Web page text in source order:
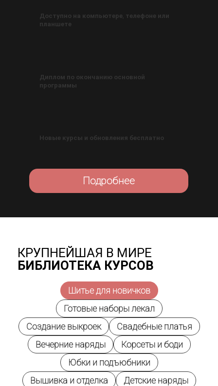
Доступно на компьютере, телефоне или
планшете
Диплом по окончанию основной
программы
Новые курсы и обновления бесплатно
Подробнее
КРУПНЕЙШАЯ В МИРЕ
БИБЛИОТЕКА КУРСОВ
Шитье для новичков
Готовые наборы лекал
Создание выкроек
Свадебные платья
Вечерние наряды
Корсеты и боди
Юбки и подъюбники
Вышивка и отделка
Детские наряды